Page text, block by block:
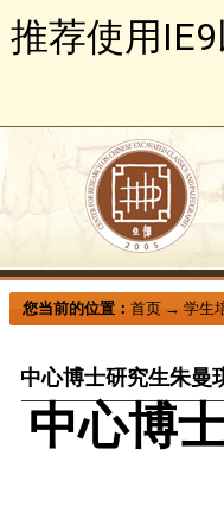
推荐使用
您当前的位置：首页 →学生
中心博士研究生朱曼
中心博